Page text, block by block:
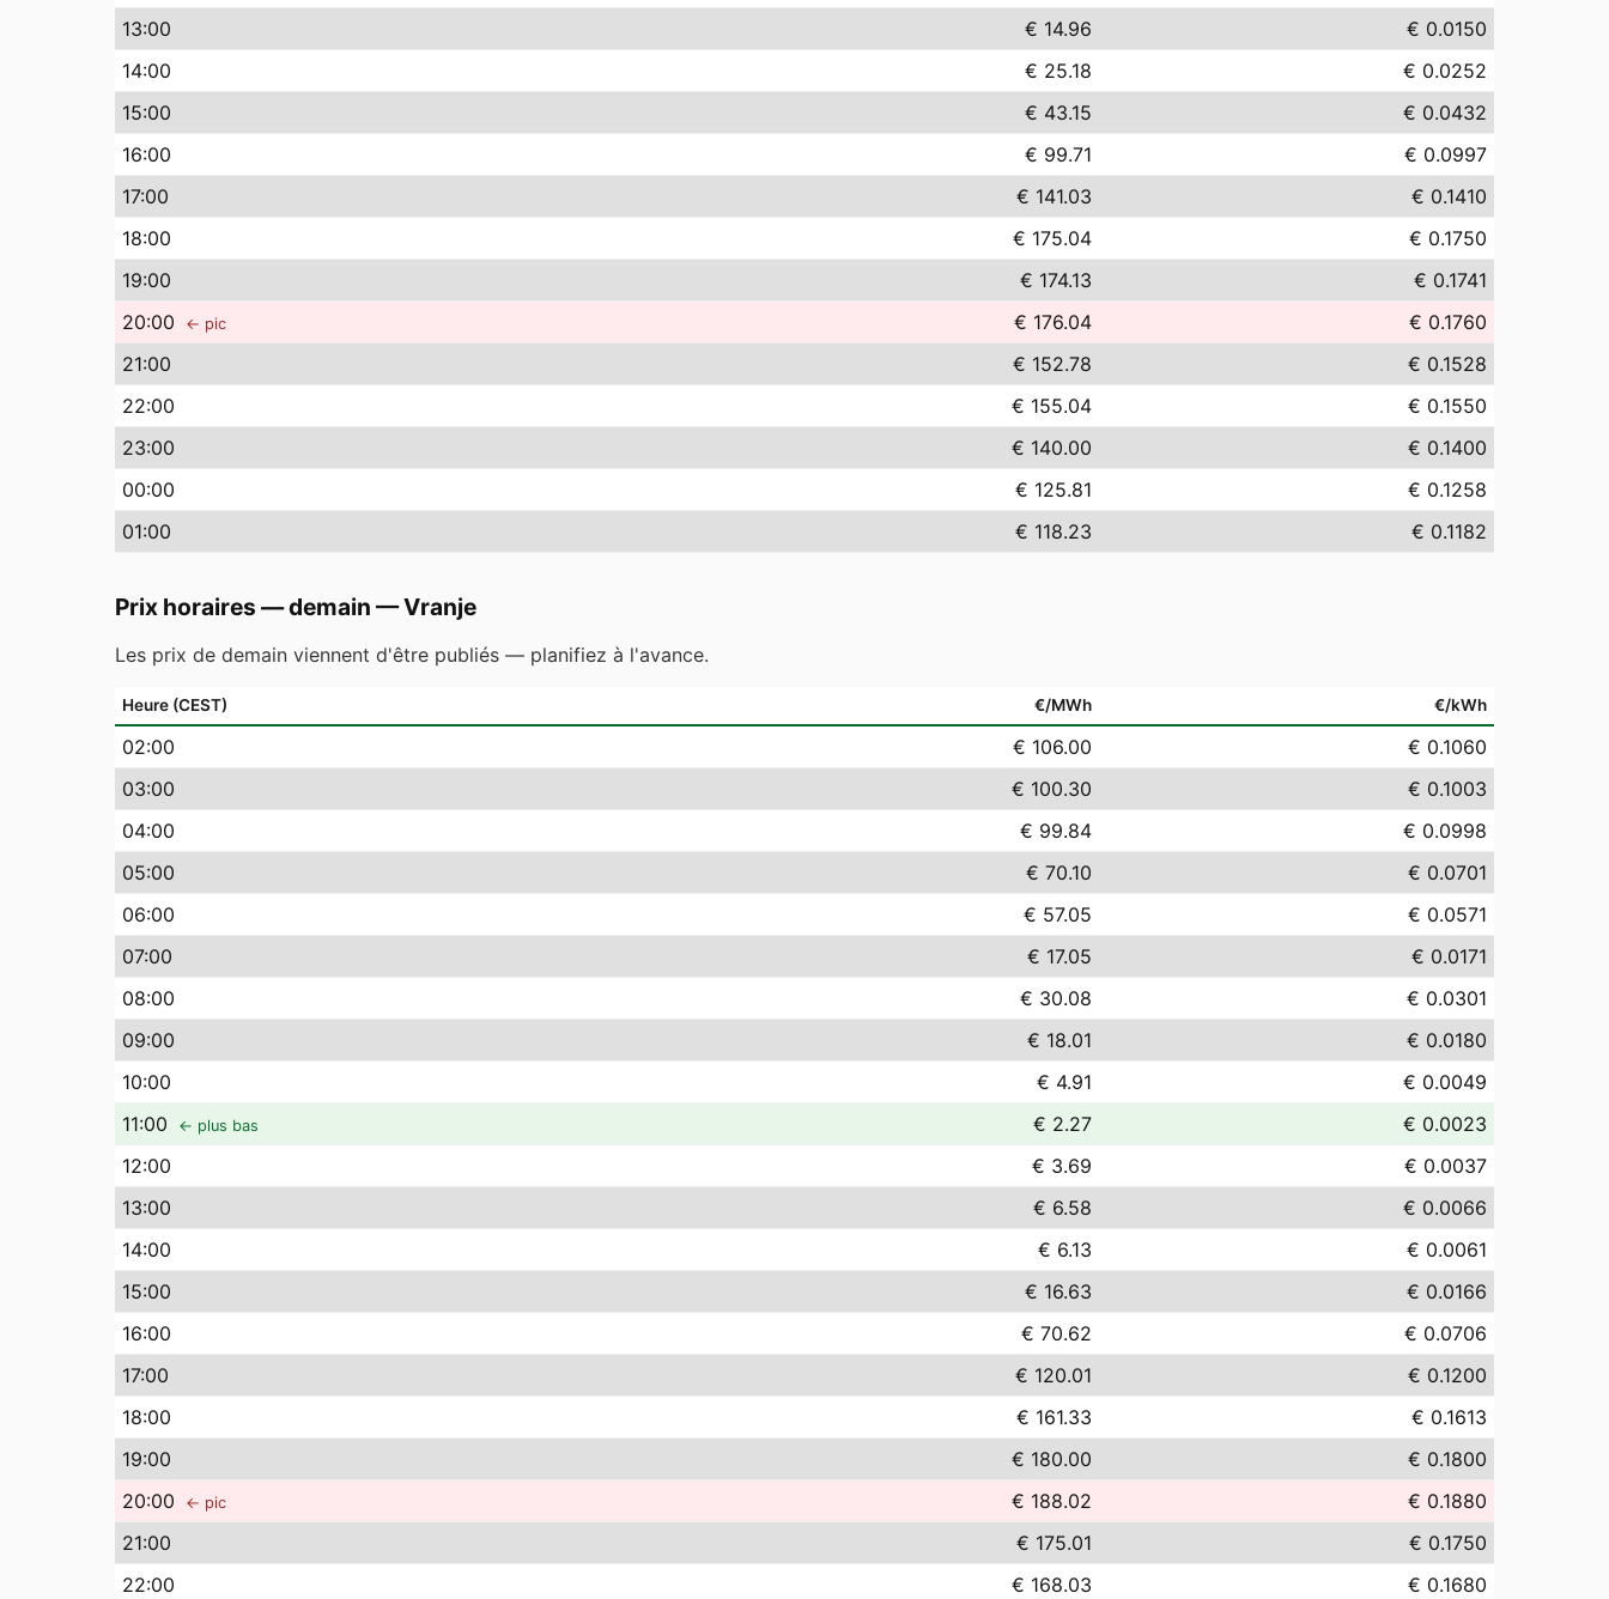
13:00 € 14.96
€ 0.0150
14:00 € 25.18
€ 0.0252
15:00 € 43.15
€ 0.0432
16:00 € 99.71
€ 0.0997
17:00 € 141.03
€ 0.1410
18:00 € 175.04
€ 0.1750
19:00 € 174.13
€ 0.1741
20:00 ← pic € 176.04
€ 0.1760
21:00 € 152.78
€ 0.1528
22:00 € 155.04
€ 0.1550
23:00 € 140.00
€ 0.1400
00:00 € 125.81
€ 0.1258
01:00 € 118.23 € 0.1182
Prix horaires — demain —Vranje
Les prix de demain viennent d'être publiés — planifiez à l'avance.
Heure (CEST) €/MWh €/kWh
02:00 € 106.00
€ 0.1060
03:00 € 100.30
€ 0.1003
04:00 € 99.84
€ 0.0998
05:00 € 70.10
€ 0.0701
06:00 € 57.05
€ 0.0571
07:00 € 17.05
€ 0.0171
08:00 € 30.08
€ 0.0301
09:00 € 18.01
€ 0.0180
10:00 € 4.91
€ 0.0049
11:00 ← plus bas € 2.27
€ 0.0023
12:00 € 3.69
€ 0.0037
13:00 € 6.58
€ 0.0066
14:00 € 6.13
€ 0.0061
15:00 € 16.63
€ 0.0166
16:00 € 70.62
€ 0.0706
17:00 € 120.01
€ 0.1200
18:00 € 161.33
€ 0.1613
19:00 € 180.00
€ 0.1800
20:00 ← pic € 188.02
€ 0.1880
21:00 € 175.01
€ 0.1750
22:00 € 168.03
€ 0.1680